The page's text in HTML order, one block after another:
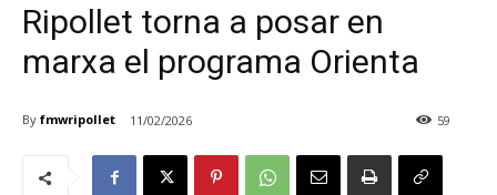
Ripollet torna a posar en
marxa el programa Orienta
By fmwripollet 11/02/2026 59